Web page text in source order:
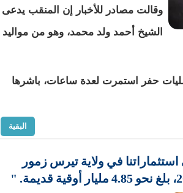
وقالت مصادر للأخبار إن المنقب يدعى
الشيخ أحمد ولد محمد، وهو من مواليد
حفر استمرت لعدة ساعات، باشرها
البقية
في ولاية تيرس زمور